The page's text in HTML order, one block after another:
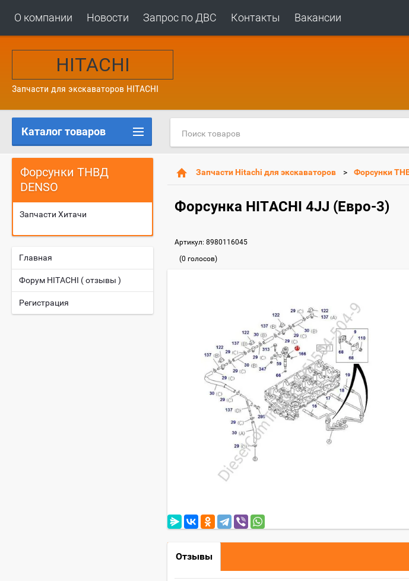
О компании Новости Запрос по ДВС Контакты Вакансии
HITACHI
Запчасти для экскаваторов HITACHI
Запчасти Hitachi для экскаваторов Форсунки
Форсунка HITACHI 4JJ (Евро-3)
Артикул: 8980116045
(0 голосов)
Отзывы
Каталог товаров
Форсунки ТНВД
DENSO
Запчасти Хитачи
Главная
Форум HITACHI ( отзывы )
Регистрация